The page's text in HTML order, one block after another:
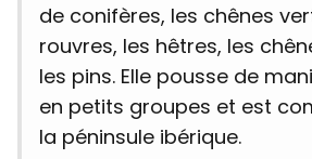
de conifères, les chênes
rouvres, les hêtres, les
les pins. Elle pousse de
en petits groupes et est
la péninsule ibérique.